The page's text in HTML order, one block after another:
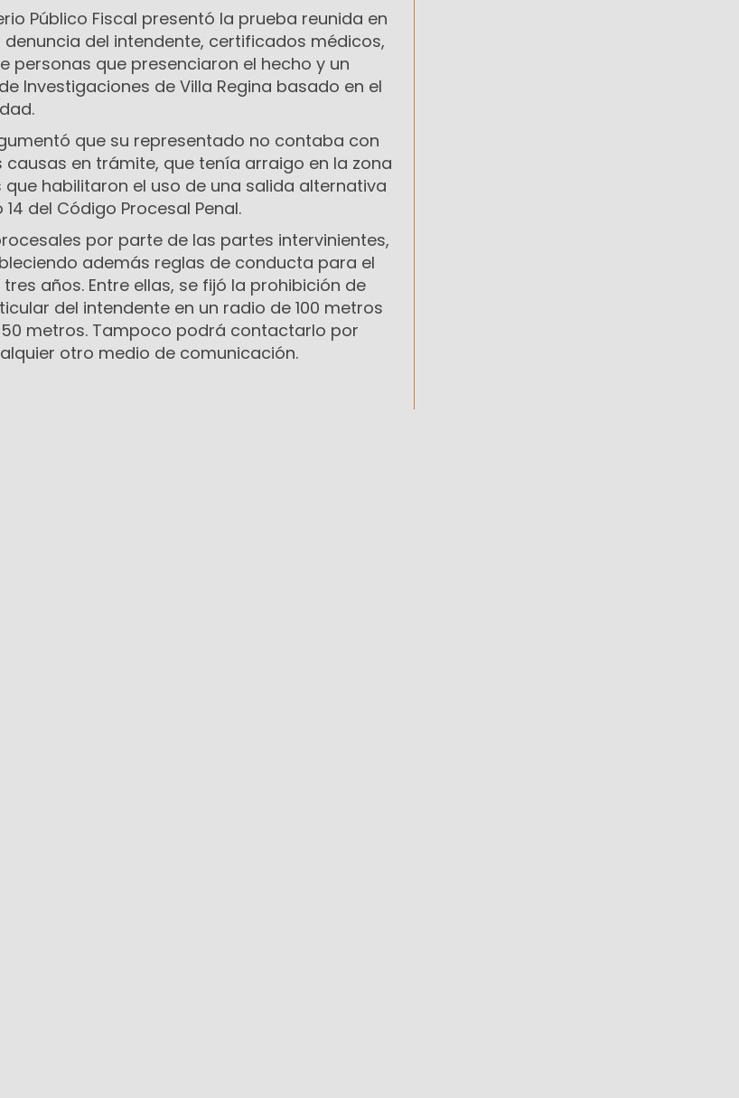
Público Fiscal presentó la prueba reunida en
del intendente, certificados médicos,
personas que presenciaron el hecho y un
Investigaciones de Villa Regina basado en el
que su representado no contaba con
en trámite, que tenía arraigo en la zona
habilitaron el uso de una salida alternativa
del Código Procesal Penal.
por parte de las partes intervinientes,
además reglas de conducta para el
años. Entre ellas, se fijó la prohibición de
del intendente en un radio de 100 metros
metros. Tampoco podrá contactarlo por
otro medio de comunicación.